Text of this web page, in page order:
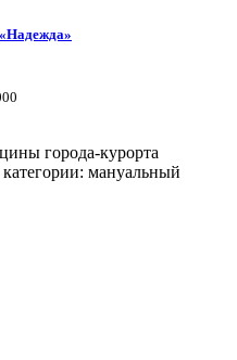
города-курорта
мануальный